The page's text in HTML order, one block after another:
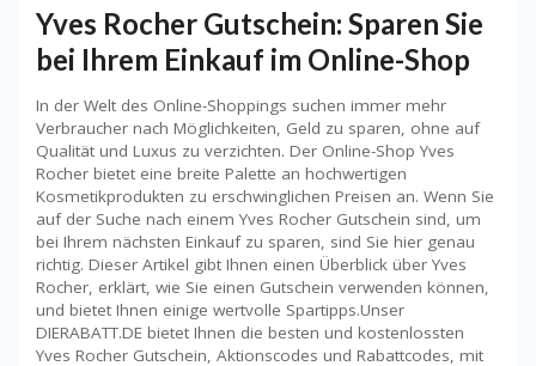
Yves Rocher Gutschein: Sparen Sie
bei Ihrem Einkauf im Online-Shop
In der Welt des Online-Shoppings suchen immer mehr
Verbraucher nach Möglichkeiten, Geld zu sparen, ohne auf
Qualität und Luxus zu verzichten. Der Online-Shop Yves
Rocher bietet eine breite Palette an hochwertigen
Kosmetikprodukten zu erschwinglichen Preisen an. Wenn Sie
auf der Suche nach einem Yves Rocher Gutschein sind, um
bei Ihrem nächsten Einkauf zu sparen, sind Sie hier genau
richtig. Dieser Artikel gibt Ihnen einen Überblick über Yves
Rocher, erklärt, wie Sie einen Gutschein verwenden können,
und bietet Ihnen einige wertvolle Spartipps.Unser
DIERABATT.DE bietet Ihnen die besten und kostenlossten
Yves Rocher Gutschein, Aktionscodes und Rabattcodes, mit